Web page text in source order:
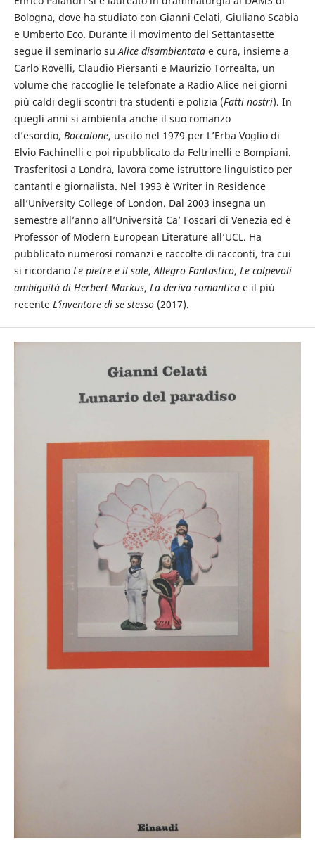
Bologna, dove ha studiato con Gianni Celati, Giuliano Scabia
e Umberto Eco. Durante il movimento del Settantasette
segue il seminario suAlice disambientatae cura, insieme a
Carlo Rovelli, Claudio Piersanti e Maurizio Torrealta, un
volume che raccoglie le telefonate a Radio Alice nei giorni
più caldi degli scontri tra studenti e polizia (Fatti nostri). In
quegli anni si ambienta anche il suo romanzo
d’esordio, Boccalone, uscito nel 1979 per L’Erba Voglio di
Elvio Fachinelli e poi ripubblicato da Feltrinelli e Bompiani.
Trasferitosi a Londra, lavora come istruttore linguistico per
cantanti e giornalista. Nel 1993 è Writer in Residence
all’University College of London. Dal 2003 insegna un
semestre all’anno all’Università Ca’ Foscari di Venezia ed è
Professor of Modern European Literature all’UCL. Ha
pubblicato numerosi romanzi e raccolte di racconti, tra cui
si ricordano Le pietre e il sale,Allegro Fantastico, Le colpevoli
ambiguità di Herbert Markus, La deriva romanticae il più
recente L’inventore di se stesso(2017).